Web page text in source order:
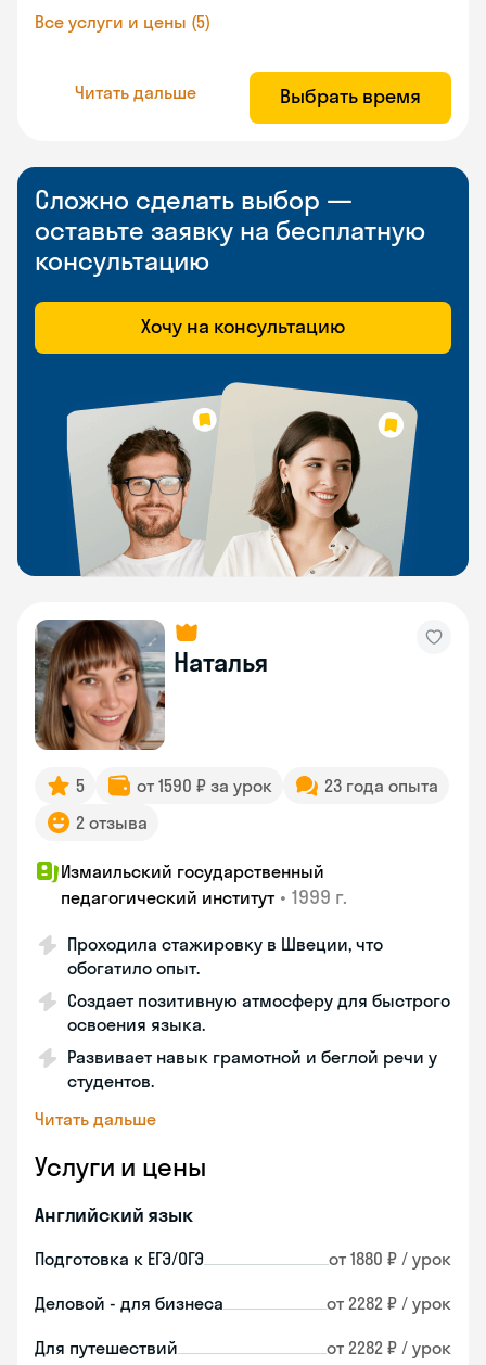
Все услуги и цены (5)
Читать дальше Выбрать время
Сложно сделать выбор —
оставьте заявку на бесплатную
консультацию
Хочу на консультацию
Наталья
5 от 1590 ₽ за урок
23 года опыта
2 отзыва
Измаильский государственный
педагогический институт • 1999 г.
Проходила стажировку в Швеции, что
обогатило опыт.
Создает позитивную атмосферу для быстрого
освоения языка.
Развивает навык грамотной и беглой речи у
студентов.
Читать дальше
Услуги и цены
Английский язык
Подготовка к ЕГЭ/ОГЭ от 1880 ₽ / урок
Деловой - для бизнеса от 2282 ₽ / урок
Для путешествий от 2282 ₽ / урок